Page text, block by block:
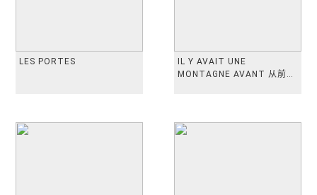
LES PORTES
IL Y AVAIT UNE
MONTAGNE AVANT 从前有